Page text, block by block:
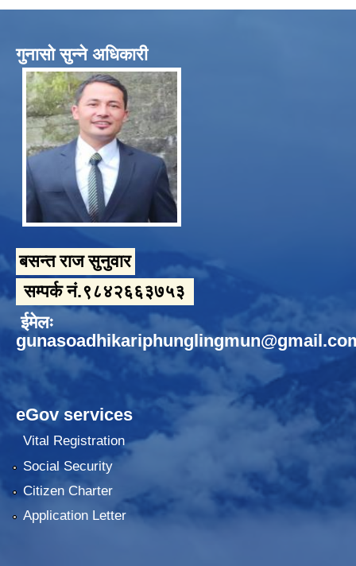
गुनासो सुन्ने अधिकारी
बसन्त राज सुनुवार
सम्पर्क नं.९८४२६६३७५३
ईमेलः
eGov services
Vital Registration
Social Security
Citizen Charter
Application Letter